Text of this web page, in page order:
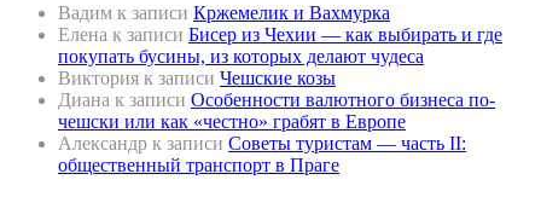
Вадим к записи Кржемелик и Вахмурка
Елена к записи Бисер из Чехии — как выбирать и где
покупать бусины, из которых делают чудеса
Виктория к записи Чешские козы
Диана к записи Особенности валютного бизнеса по-
чешски или как «честно» грабят в Европе
Александр к записи Советы туристам — часть II:
общественный транспорт в Праге